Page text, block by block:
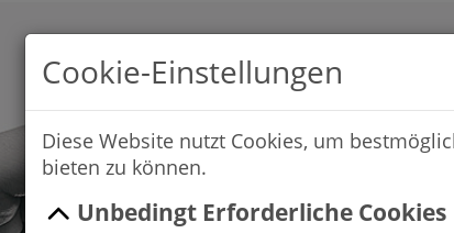
Cookie-Einstellungen
Diese Website nutzt Cookies, um
bieten zu können.
Unbedingt Erforderliche Cookies